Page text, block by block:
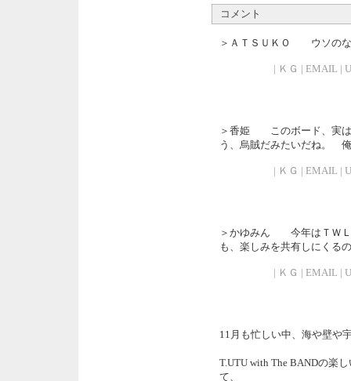
コメント
＞ＡＴＳＵＫＯ ウソの
| ＫＧ | EMAIL |
＞香姫 このボード、実
う、烏賊だみたいだね
| ＫＧ | EMAIL |
＞かゆみん 今年はＴＷ
も、楽しみを共有しにくる
| ＫＧ | EMAIL |
11月も忙しい中、海や壁や
T.UTU with The BANDの楽
て、